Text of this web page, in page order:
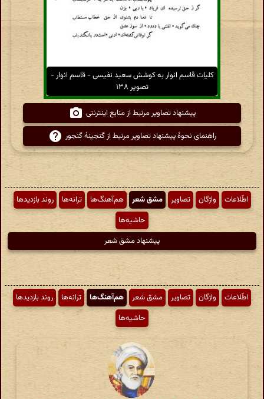
کلیات قاسم انوار به کوشش سعید نفیسی - قاسم انوار -
تصویر ۱۳۸
پیشنهاد تصاویر مرتبط از منابع اینترنتی
راهنمای نحوهٔ پیشنهاد تصاویر مرتبط از گنجینهٔ گنجور
اطّلاعات واژگان تصاویر مشق شعر هم‌آهنگ‌ها ترانه‌ها
روند بازدیدها
حاشیه‌ها
پیشنهاد مشق شعر
اطّلاعات واژگان تصاویر مشق شعر هم‌آهنگ‌ها ترانه‌ها
روند بازدیدها
حاشیه‌ها